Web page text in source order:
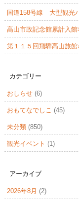
国道158号線 大型観光
高山市政記念館累計入
第１１５回飛騨高山旅館
カテゴリー
おしらせ(6)
おもてなでしこ (45)
未分類(850)
観光イベント (1)
アーカイブ
2026年8月 (2)